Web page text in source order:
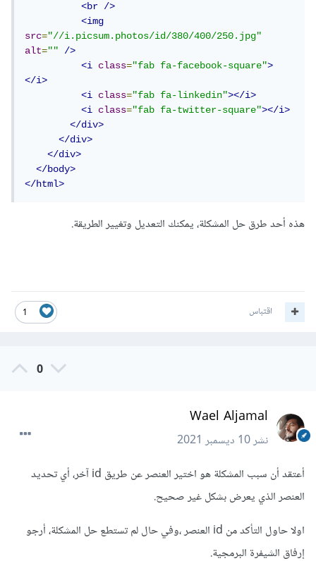
<br
/>
<img
src="//i.picsum.photos/id/380/400/250.jpg"
alt=""
/>
<i
class="fab fa-facebook-square">
</i>
<i
class="fab fa-linkedin"></i>
<i
class="fab fa-twitter-square"></i>
</div>
</div>
</div>
</body>
</html>
هذه أحد طرق حل المشكلة، يمكنك التعديل وتغيير الطريقة.
1 اقتباس
0
Wael Aljamal
نشر10 ديسمبر 2021
أعتقد أن سبب المشكلة هو اختير العنصر عن طريق id آخر، أي تحديد
العنصر الذي يعرض بشكل غير صحيح.
اولا حاول التأكد من id العنصر ،وفي حال لم تستطع حل المشكلة، أرجو
إرفاق الشيفرة البرمجية.